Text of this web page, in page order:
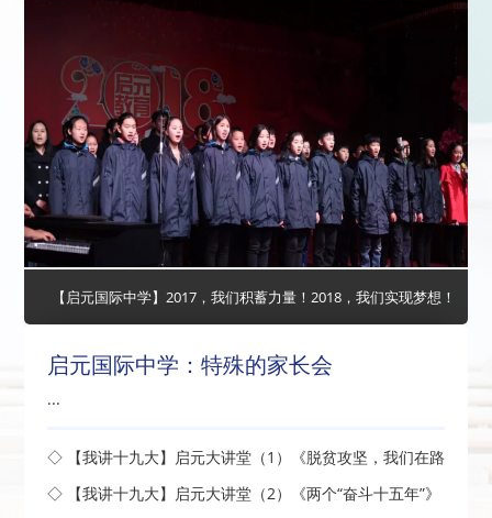
【启元国际中学】2017，我们积蓄力量！2018，我们实现梦想！
启元国际中学：特殊的家长会
...
◇ 【我讲十九大】启元大讲堂（1）《脱贫攻坚，我们在路
上》开讲了
◇ 【我讲十九大】启元大讲堂（2）《两个“奋斗十五年”》